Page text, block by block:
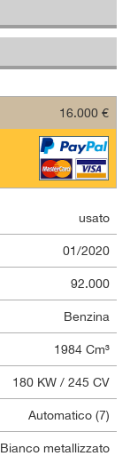
16.000 €
usato
01/2020
92.000
Benzina
1984 Cm³
180 KW / 245 CV
Automatico (7)
Bianco metallizzato